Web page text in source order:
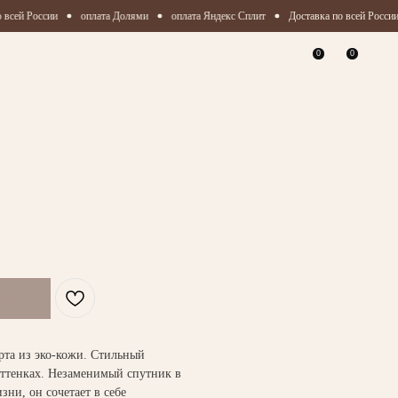
России оплата Долями оплата Яндекс Сплит Доставка по всей России
из эко-кожи. Стильный
Незаменимый спутник в
он сочетает в себе